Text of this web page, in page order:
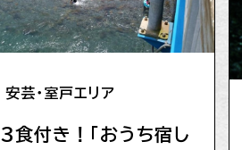
安芸・室戸エリア
食付き！「おうち宿し